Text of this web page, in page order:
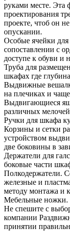
руками месте. Эта
проектирования
проекте, чтоб он
опускании.
Особые ячейки
сопоставлении с
доступе к обуви и
Труба для
шкафах где
Выдвижные
на плечиках и
Выдвигающиеся
различных
Ручки для шкафа
Корзины и сетки
устройством
две боковины в
Держатели для
боковые части
Полкодержатели.
железные и
методу монтажа и
Мебельные ножки.
Не спешите с
компании
принятии